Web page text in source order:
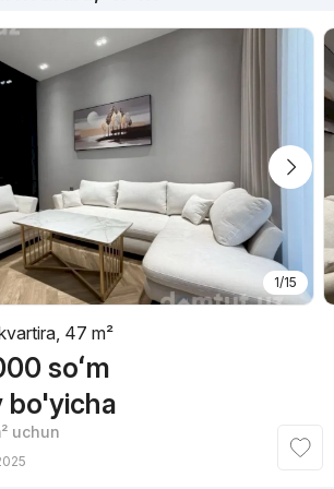
1/15
47 m²
soʻm
bo'yicha
uchun